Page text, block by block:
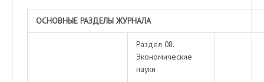
ОСНОВНЫЕ РАЗДЕЛЫ ЖУРНАЛА
Раздел 08.
Экономические
науки